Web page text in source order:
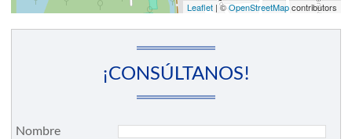
Leaflet| ©OpenStreetMapcontributors
¡CONSÚLTANOS!
Nombre